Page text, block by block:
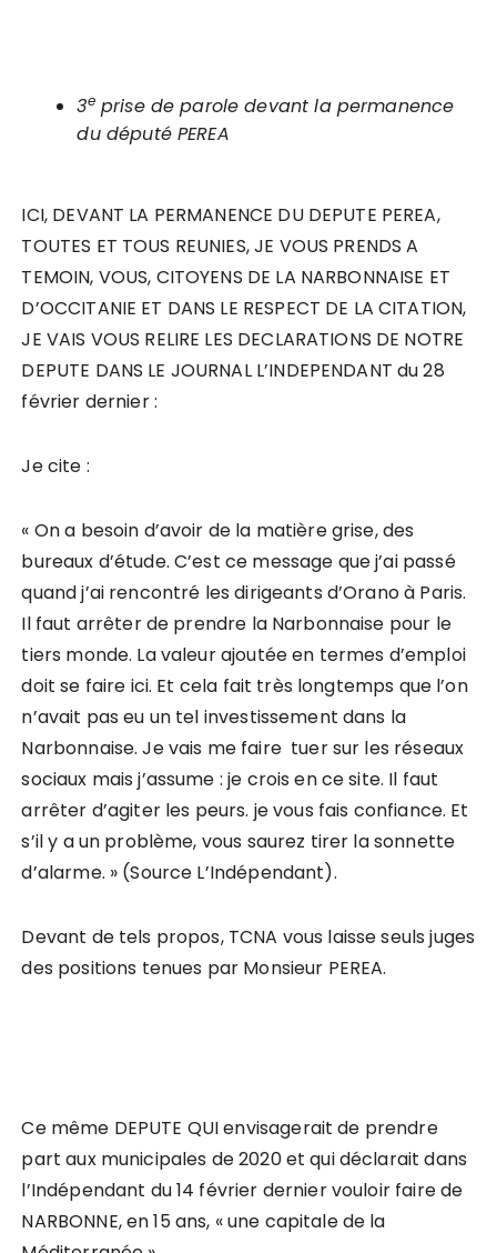
3eprise de parole devant la permanence
du député PEREA
ICI, DEVANT LA PERMANENCE DU DEPUTE PEREA,
TOUTES ET TOUS REUNIES, JE VOUS PRENDS A
TEMOIN, VOUS, CITOYENS DE LA NARBONNAISE ET
D’OCCITANIE ET DANS LE RESPECT DE LA CITATION,
JE VAIS VOUS RELIRE LES DECLARATIONS DE NOTRE
DEPUTE DANS LE JOURNAL L’INDEPENDANT du 28
février dernier :
Je cite :
« On a besoin d’avoir de la matière grise, des
bureaux d’étude. C’est ce message que j’ai passé
quand j’ai rencontré les dirigeants d’Orano à Paris.
Il faut arrêter de prendre la Narbonnaise pour le
tiers monde. La valeur ajoutée en termes d’emploi
doit se faire ici. Et cela fait très longtemps que l’on
n’avait pas eu un tel investissement dans la
Narbonnaise. Je vais me faire tuer sur les réseaux
sociaux mais j’assume : je crois en ce site. Il faut
arrêter d’agiter les peurs. je vous fais confiance. Et
s’il y a un problème, vous saurez tirer la sonnette
d’alarme. » (Source L’Indépendant).
Devant de tels propos, TCNA vous laisse seuls juges
des positions tenues par Monsieur PEREA.
Ce même DEPUTE QUI envisagerait de prendre
part aux municipales de 2020 et qui déclarait dans
l’Indépendant du 14 février dernier vouloir faire de
NARBONNE, en 15 ans, « une capitale de la